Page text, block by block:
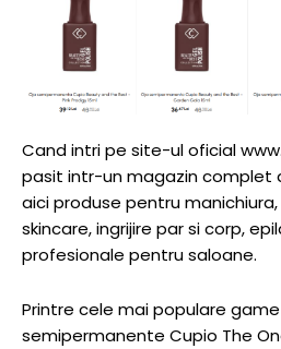
Cand intri pe site-ul oficial
pasit intr-un magazin complet
aici produse pentru
skincare, ingrijire par si corp,
profesionale pentru saloane.
Printre cele mai populare
semipermanente Cupio The